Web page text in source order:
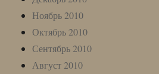
Ноябрь 2010
Октябрь 2010
Сентябрь 2010
Август 2010